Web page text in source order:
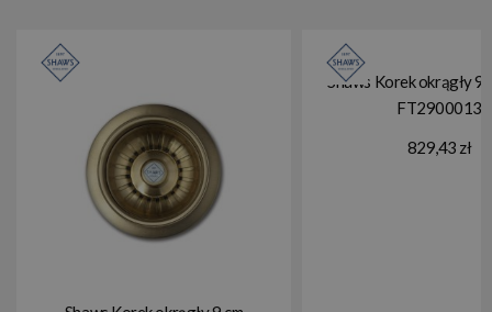
Shaws Korek okrągły 9
FT2900013
829,43 zł